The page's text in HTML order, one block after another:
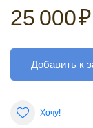
25 000₽
Добавить к
Хочу!